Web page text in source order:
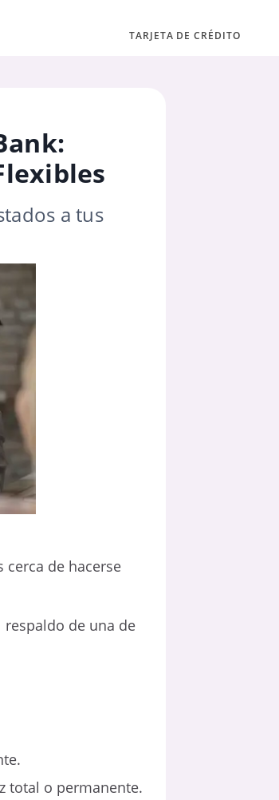
TARJETA DE CRÉDITO
a tus
cerca de hacerse
de una de
total o permanente.